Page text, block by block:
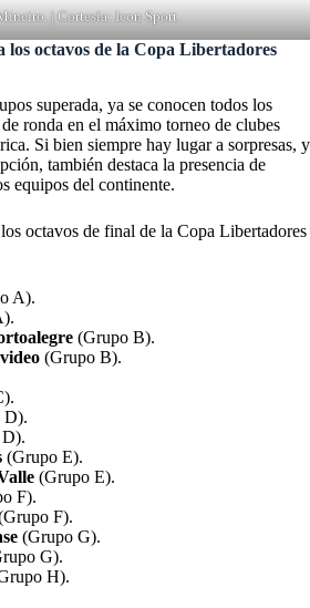
| Cortesía: Icon Sport.
los octavos de la Copa Libertadores
superada, ya se conocen todos los
ronda en el máximo torneo de clubes
Si bien siempre hay lugar a sorpresas, y
también destaca la presencia de
equipos del continente.
octavos de final de la Copa Libertadores
A).
(Grupo B).
(Grupo B).
D).
(Grupo E).
(Grupo E).
F).
F).
(Grupo G).
G).
H).